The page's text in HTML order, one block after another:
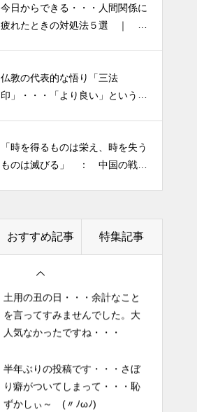
今日からできる・・・人間関係に
疲れたときの対処法５選 ｜ 心
仏教の代表的な悟り「三法
印」・・・「より良い」という気
「時を得るものは栄え、時を失う
ものは滅びる」 ： 中国の戦国
おすすめ記事 特集記事
半年ぶりの投稿です・・・さぼ
り癖がついてしまって・・・恥
2026 今年初めての投稿・・・
「食生活習慣の改善」が今年の
土用の丑の日・・・余計なこと
人気なかったですね・・・
半年ぶりの投稿です・・・さぼ
り癖がついてしまって・・・恥
2026 今年初めての投稿・・・
「食生活習慣の改善」が今年の